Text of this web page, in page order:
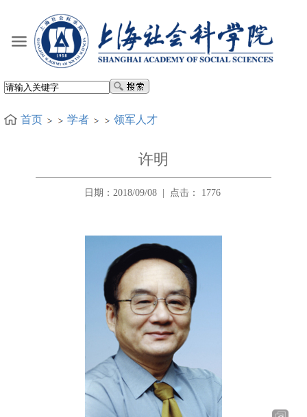
首页 学者 领军人才
许明
日期：2018/09/08 点击： 1776